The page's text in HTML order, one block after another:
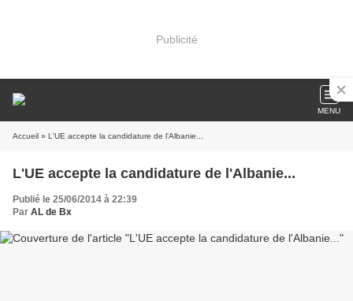
Publicité
MENU
Accueil » L'UE accepte la candidature de l'Albanie...
L'UE accepte la candidature de l'Albanie...
Publié le 25/06/2014 à 22:39
Par AL de Bx